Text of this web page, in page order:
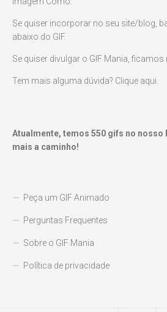
Se quiser incorporar no seu site/blog,
abaixo do GIF.
Se quiser divulgar o GIF Mania, ficamos
Tem mais alguma dúvida? Clique aqui.
Atualmente, temos 550 gifs no nosso
mais a caminho!
Peça um GIF Animado
Perguntas Frequentes
Sobre o GIF Mania
Política de privacidade